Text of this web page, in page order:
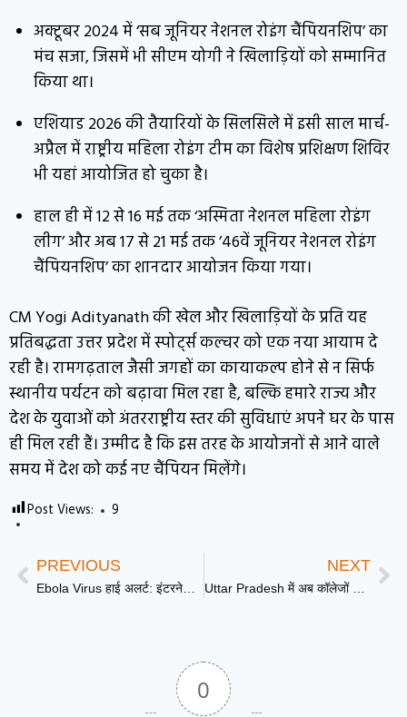
अक्टूबर 2024 में ‘सब जूनियर नेशनल रोइंग चैंपियनशिप’ का
मंच सजा, जिसमें भी सीएम योगी ने खिलाड़ियों को सम्मानित
किया था।
एशियाड 2026 की तैयारियों के सिलसिले में इसी साल मार्च-
अप्रैल में राष्ट्रीय महिला रोइंग टीम का विशेष प्रशिक्षण शिविर
भी यहां आयोजित हो चुका है।
हाल ही में 12 से 16 मई तक ‘अस्मिता नेशनल महिला रोइंग
लीग’ और अब 17 से 21 मई तक ’46वें जूनियर नेशनल रोइंग
चैंपियनशिप’ का शानदार आयोजन किया गया।
CM Yogi Adityanath की खेल और खिलाड़ियों के प्रति यह
प्रतिबद्धता उत्तर प्रदेश में स्पोर्ट्स कल्चर को एक नया आयाम दे
रही है। रामगढ़ताल जैसी जगहों का कायाकल्प होने से न सिर्फ
स्थानीय पर्यटन को बढ़ावा मिल रहा है, बल्कि हमारे राज्य और
देश के युवाओं को अंतरराष्ट्रीय स्तर की सुविधाएं अपने घर के पास
ही मिल रही हैं। उम्मीद है कि इस तरह के आयोजनों से आने वाले
समय में देश को कई नए चैंपियन मिलेंगे।
Post Views: 9
PREVIOUS NEXT
0